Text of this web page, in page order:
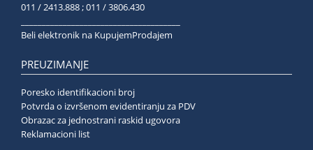
011 / 2413.888 ; 011 / 3806.430
Beli elektronik na KupujemProdajem
PREUZIMANJE
Poresko identifikacioni broj
Potvrda o izvršenom evidentiranju za PDV
Obrazac za jednostrani raskid ugovora
Reklamacioni list